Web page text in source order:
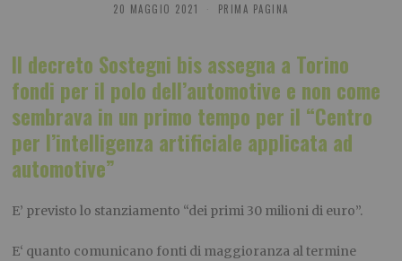
20 MAGGIO 2021 PRIMA PAGINA
Il decreto Sostegni bis assegna a Torino
fondi per il polo dell’automotive e non come
sembrava in un primo tempo per il “Centro
per l’intelligenza artificiale applicata ad
automotive”
E’ previsto lo stanziamento “dei primi 30 milioni di euro”.
E‘ quanto comunicano fonti di maggioranza al termine